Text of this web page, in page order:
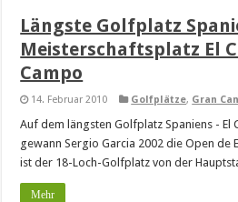
Längste Golfplatz
Meisterschaftsplatz El
Campo
14. Februar 2010 Golfplätze, Gran
Auf dem längsten Golfplatz Spaniens - El
gewann Sergio Garcia 2002 die Open de
ist der 18-Loch-Golfplatz von der
Mehr